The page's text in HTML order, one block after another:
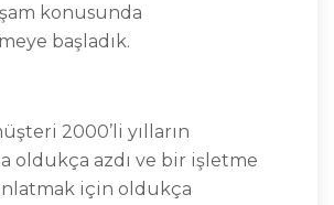
konusunda
başladık.
2000’li yılların
oldukça azdı ve bir işletme
için oldukça